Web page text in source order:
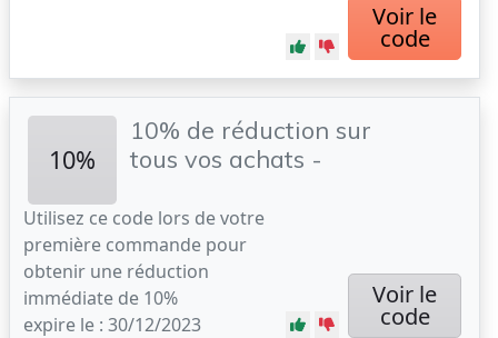
Voir le
code
10%
10% de réduction sur
tous vos achats -
Utilisez ce code lors de votre
première commande pour
obtenir une réduction
immédiate de 10%
expire le : 30/12/2023
Voir le
code